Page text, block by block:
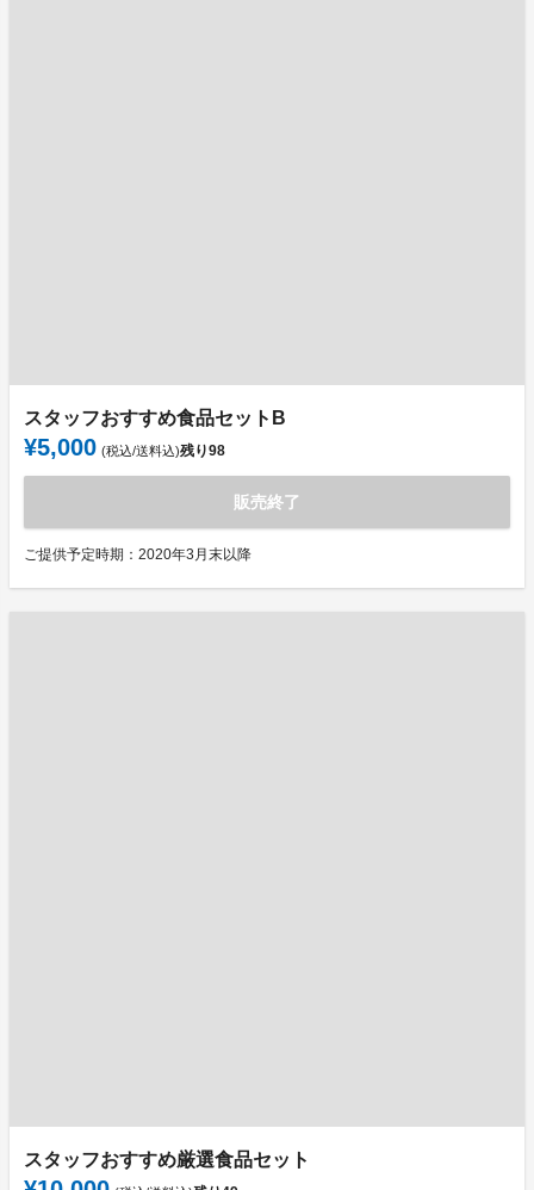
スタッフおすすめ食品セットB
¥5,000 (税込/送料込)残り98
販売終了
ご提供予定時期：2020年3月末以降
スタッフおすすめ厳選食品セット